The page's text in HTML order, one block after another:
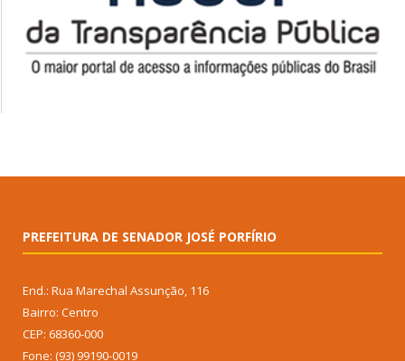
PREFEITURA DE SENADOR JOSÉ PORFÍRIO
End.: Rua Marechal Assunção, 116
Bairro: Centro
CEP: 68360-000
Fone: (93) 99190-0019